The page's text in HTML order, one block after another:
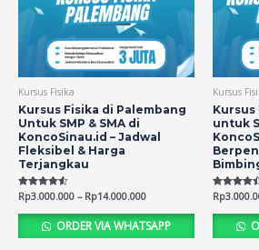
Kursus Fisika
Kursus Fisika di Palembang
Untuk SMP & SMA di
KoncoSinau.id – Jadwal
Fleksibel & Harga
Terjangkau
Rated
4.54
out of 5
Rp3.000.000 – Rp14.000.000
ORDER VIA WHATSAPP
Kursus
Kursus
untuk
Rated
4.38
out of 5
Rp